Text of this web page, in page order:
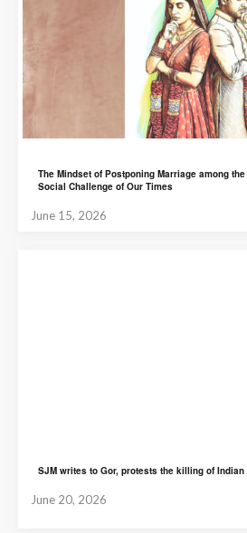
The Mindset of Postponing Marriage among
Social Challenge of Our Times
June 15, 2026
SJM writes to Gor, protests the killing of
June 20, 2026